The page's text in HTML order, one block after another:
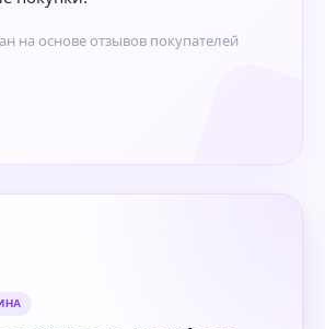
на основе отзывов покупателей